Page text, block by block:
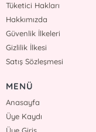
Tüketici Hakları
Hakkımızda
Güvenlik İlkeleri
Gizlilik İlkesi
Satış Sözleşmesi
MENÜ
Anasayfa
Üye Kaydı